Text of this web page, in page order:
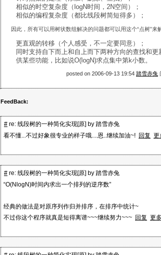
相似的时空复杂度（logN时间，2N空间）；
相似的编程复杂度（都比线段树简短得多）；
因此，所有可以用树状数组解决的问题都可以用这个“点树”来
更直观的转移（个人感受，不一定要同意）；
同时支持自下而上和自上而下两种方向的查找和
供某些功能，比如说O(logN)求点集中第k小数。
posted on 2006-09-13 19:54 踏雪赤兔
FeedBack:
# re: 线段树的一种简化实现[原] by 踏雪赤兔
看不懂...不过好象很专业的样子哦....恩..继续加油~! 回复 更
# re: 线段树的一种简化实现[原] by 踏雪赤兔
“O(NlogN)时间内求出一个排列的逆序数”
经典的做法是对原序列作归并排序，在排序中统计~
不过你这个程序就真是短得离谱~~~继续努力~~~ 回复 更